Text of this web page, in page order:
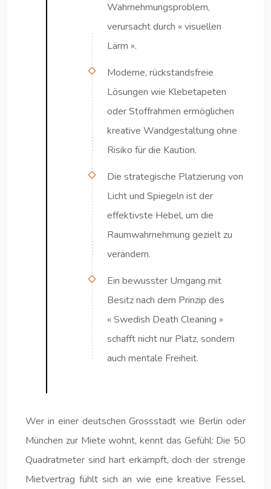
Wahrnehmungsproblem,
verursacht durch « visuellen
Lärm ».
Moderne, rückstandsfreie
Lösungen wie Klebetapeten
oder Stoffrahmen ermöglichen
kreative Wandgestaltung ohne
Risiko für die Kaution.
Die strategische Platzierung von
Licht und Spiegeln ist der
effektivste Hebel, um die
Raumwahrnehmung gezielt zu
verändern.
Ein bewusster Umgang mit
Besitz nach dem Prinzip des
« Swedish Death Cleaning »
schafft nicht nur Platz, sondern
auch mentale Freiheit.
Wer in einer deutschen Grossstadt wie Berlin oder
München zur Miete wohnt, kennt das Gefühl: Die 50
Quadratmeter sind hart erkämpft, doch der strenge
Mietvertrag fühlt sich an wie eine kreative Fessel.